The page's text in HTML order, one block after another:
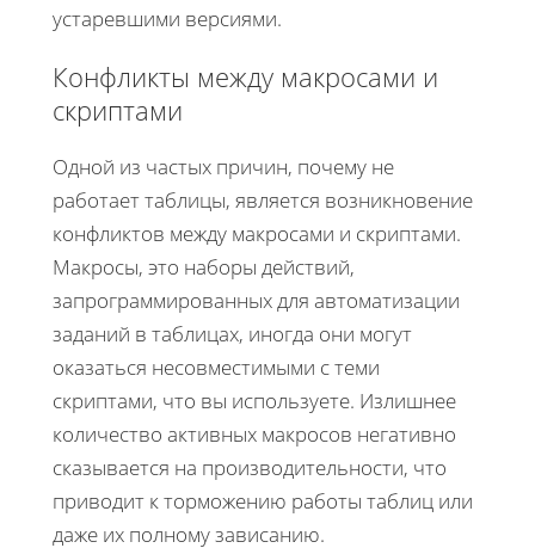
устаревшими версиями.
Конфликты между макросами и
скриптами
Одной из частых причин, почему не
работает таблицы, является возникновение
конфликтов между макросами и скриптами.
Макросы, это наборы действий,
запрограммированных для автоматизации
заданий в таблицах, иногда они могут
оказаться несовместимыми с теми
скриптами, что вы используете. Излишнее
количество активных макросов негативно
сказывается на производительности, что
приводит к торможению работы таблиц или
даже их полному зависанию.